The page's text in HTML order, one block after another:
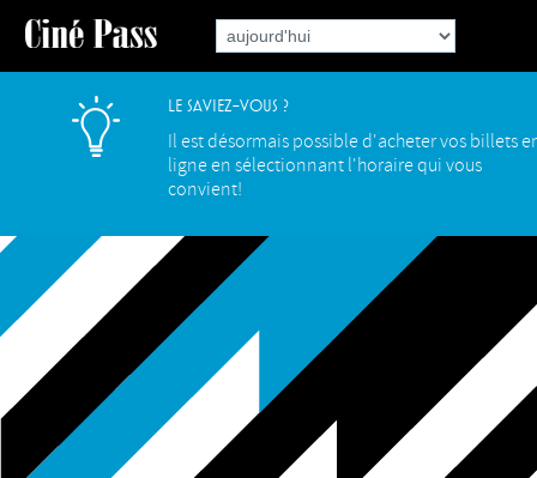
Le saviez-vous ?
Il est désormais possible d'acheter vos billets
ligne en sélectionnant l'horaire qui vous
convient!